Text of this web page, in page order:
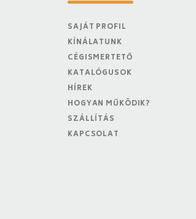
SAJÁT PROFIL
KÍNÁLATUNK
CÉGISMERTETŐ
KATALÓGUSOK
HÍREK
HOGYAN MŰKÖDIK?
SZÁLLÍTÁS
KAPCSOLAT